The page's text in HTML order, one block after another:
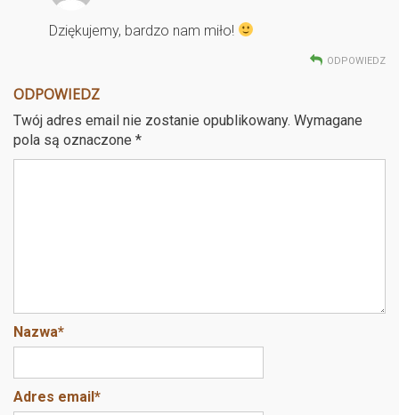
Dziękujemy, bardzo nam miło!
ODPOWIEDZ
ODPOWIEDZ
Twój adres email nie zostanie opublikowany. Wymagane
pola są oznaczone *
Nazwa*
Adres email*